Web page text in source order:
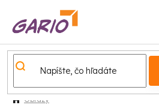
obsah
Obrazy